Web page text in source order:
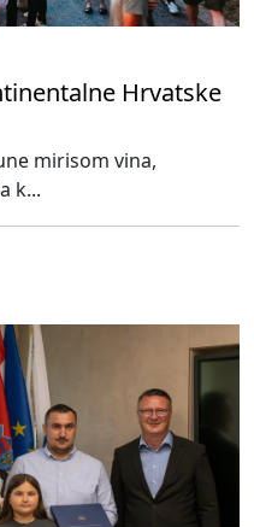
Hrvatske
mirisom vina,
k...